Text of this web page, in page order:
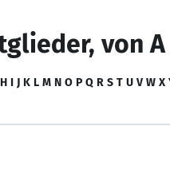
von
H I J K L M N O P Q R S T U V W X